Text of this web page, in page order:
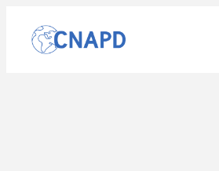
contenu